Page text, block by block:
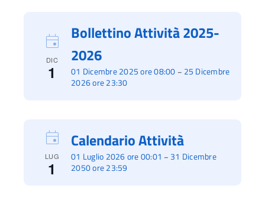
DIC
1 01 Dicembre 2025 ore 08:00 – 25 Dicembre
2026 ore 23:30
Bollettino Attività 2025-
2026
LUG
1
01 Luglio 2026 ore 00:01 – 31 Dicembre
2050 ore 23:59
Calendario Attività